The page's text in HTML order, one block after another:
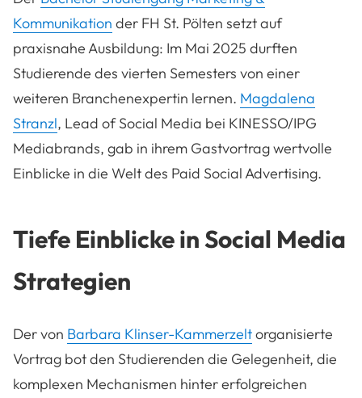
Kommunikation der FH St. Pölten setzt auf
praxisnahe Ausbildung: Im Mai 2025 durften
Studierende des vierten Semesters von einer
weiteren Branchenexpertin lernen. Magdalena
Stranzl, Lead of Social Media bei KINESSO/IPG
Mediabrands, gab in ihrem Gastvortrag wertvolle
Einblicke in die Welt des Paid Social Advertising.
Tiefe Einblicke in Social Media
Strategien
Der von Barbara Klinser-Kammerzeltorganisierte
Vortrag bot den Studierenden die Gelegenheit, die
komplexen Mechanismen hinter erfolgreichen